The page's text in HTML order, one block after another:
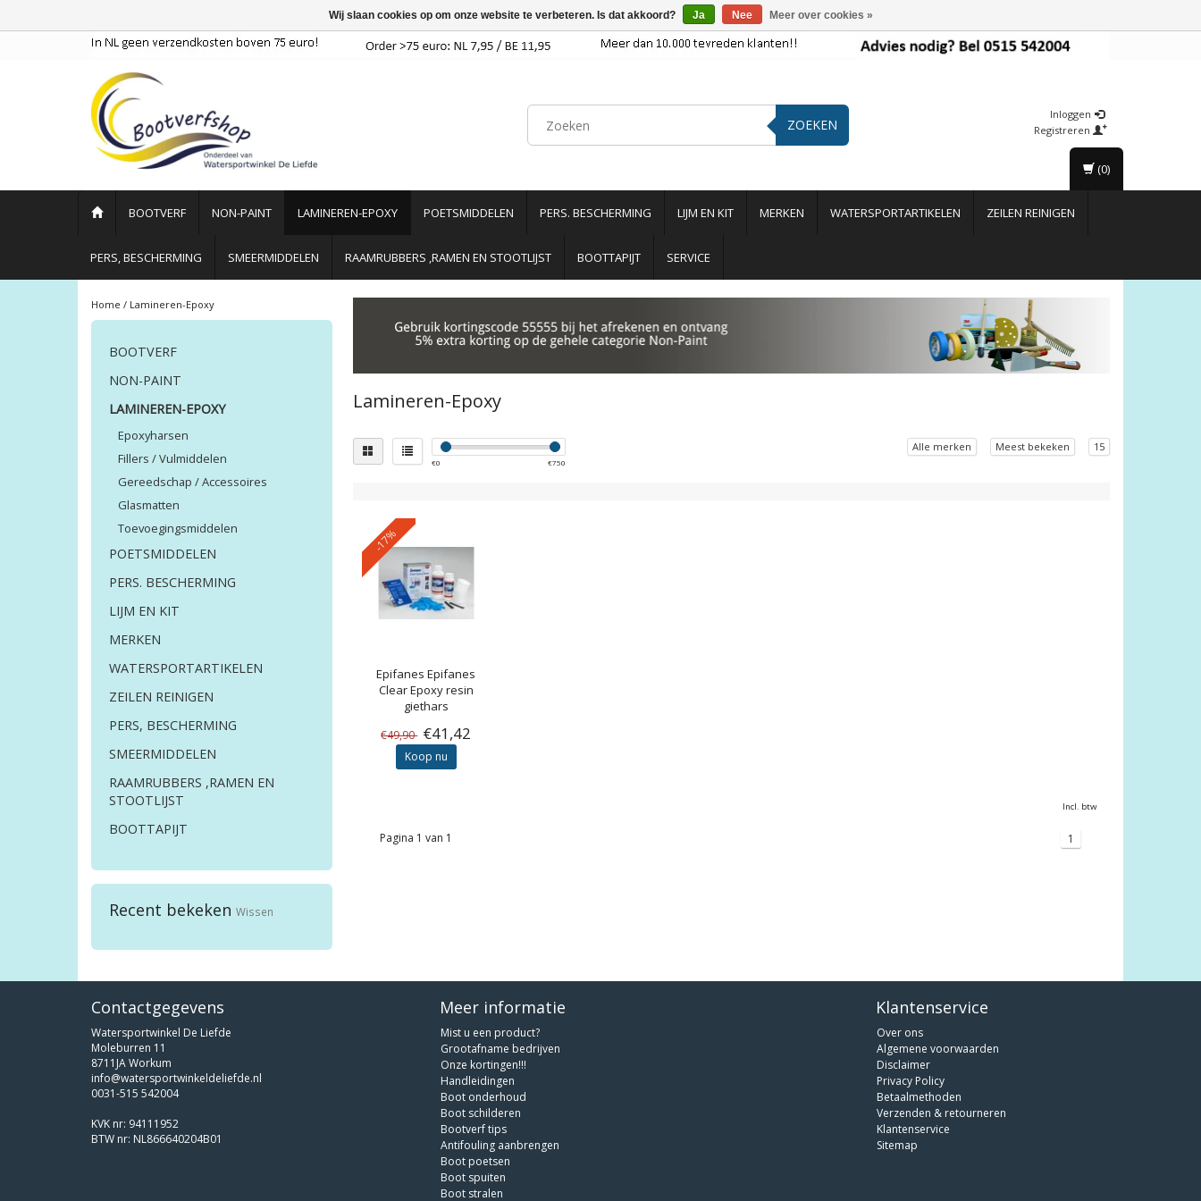
ZOEKEN
Inloggen
Registreren
BOOTVERF NON-PAINT LAMINEREN-EPOXY POETSMIDDELEN PERS. BESCHERMING LIJM EN KIT MERKEN WATERSPORTARTIKELEN ZEILEN REINIGEN
PERS, BESCHERMING SMEERMIDDELEN RAAMRUBBERS ,RAMEN EN STOOTLIJST BOOTTAPIJT SERVICE
(0)
Home / Lamineren-Epoxy
BOOTVERF
NON-PAINT
LAMINEREN-EPOXY
Epoxyharsen
Fillers / Vulmiddelen
Gereedschap / Accessoires
Glasmatten
Toevoegingsmiddelen
POETSMIDDELEN
PERS. BESCHERMING
LIJM EN KIT
MERKEN
WATERSPORTARTIKELEN
ZEILEN REINIGEN
PERS, BESCHERMING
SMEERMIDDELEN
RAAMRUBBERS ,RAMEN EN
STOOTLIJST
BOOTTAPIJT
Recent bekeken Wissen
Lamineren-Epoxy
€0 €750
Alle merken Meest bekeken 15
-17%
Epifanes Epifanes
Clear Epoxy resin
giethars
€49,90 €41,42
Koop nu
Incl. btw
Pagina 1 van 1 1
Contactgegevens
Watersportwinkel De Liefde
Moleburren 11
8711JA Workum
info@watersportwinkeldeliefde.nl
0031-515 542004
KVK nr: 94111952
BTW nr: NL866640204B01
Meer informatie
Mist u een product?
Grootafname bedrijven
Onze kortingen!!!
Handleidingen
Boot onderhoud
Boot schilderen
Bootverf tips
Antifouling aanbrengen
Boot poetsen
Boot spuiten
Boot stralen
Klantenservice
Over ons
Algemene voorwaarden
Disclaimer
Privacy Policy
Betaalmethoden
Verzenden & retourneren
Klantenservice
Sitemap
Wij slaan cookies op om onze website te verbeteren. Is dat akkoord? Ja Nee Meer over cookies »